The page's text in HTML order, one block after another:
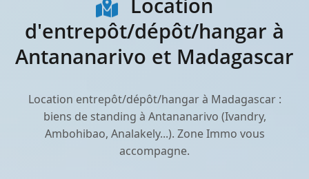
d'entrepôt/dépôt/hangar à
Antananarivo et Madagascar
Location entrepôt/dépôt/hangar à Madagascar :
biens de standing à Antananarivo (Ivandry,
Ambohibao, Analakely...). Zone Immo vous
accompagne.